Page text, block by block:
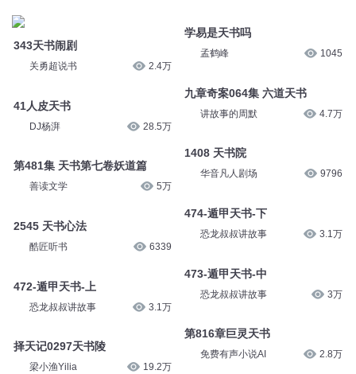
343天书闹剧
关勇超说书 2.4万
41人皮天书
DJ杨湃 28.5万
第481集 天书第七卷妖道篇
善读文学 5万
2545 天书心法
酷匠听书 6339
472-遁甲天书-上
恐龙叔叔讲故事 3.1万
择天记0297天书陵
梁小渔Yilia 19.2万
学易是天书吗
孟鹤峰 1045
九章奇案064集 六道天书
讲故事的周默 4.7万
1408 天书院
华音凡人剧场 9796
474-遁甲天书-下
恐龙叔叔讲故事 3.1万
473-遁甲天书-中
恐龙叔叔讲故事 3万
第816章巨灵天书
免费有声小说AI 2.8万